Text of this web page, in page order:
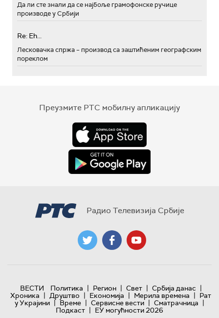
Да ли сте знали да се најбоље грамофонске ручице
производе у Србији
Re: Eh...
Лесковачка спржа – производ са заштићеним географским
пореклом
Преузмите РТС мобилну апликацију
Радио Телевизија Србије
ВЕСТИ Политика | Регион | Свет | Србија данас |
Хроника | Друштво | Економија | Мерила времена | Рат
у Украјини | Време | Сервисне вести | Сматрачница |
Подкаст | ЕУ могућности 2026